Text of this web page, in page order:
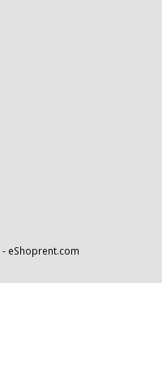
- eShoprent.com